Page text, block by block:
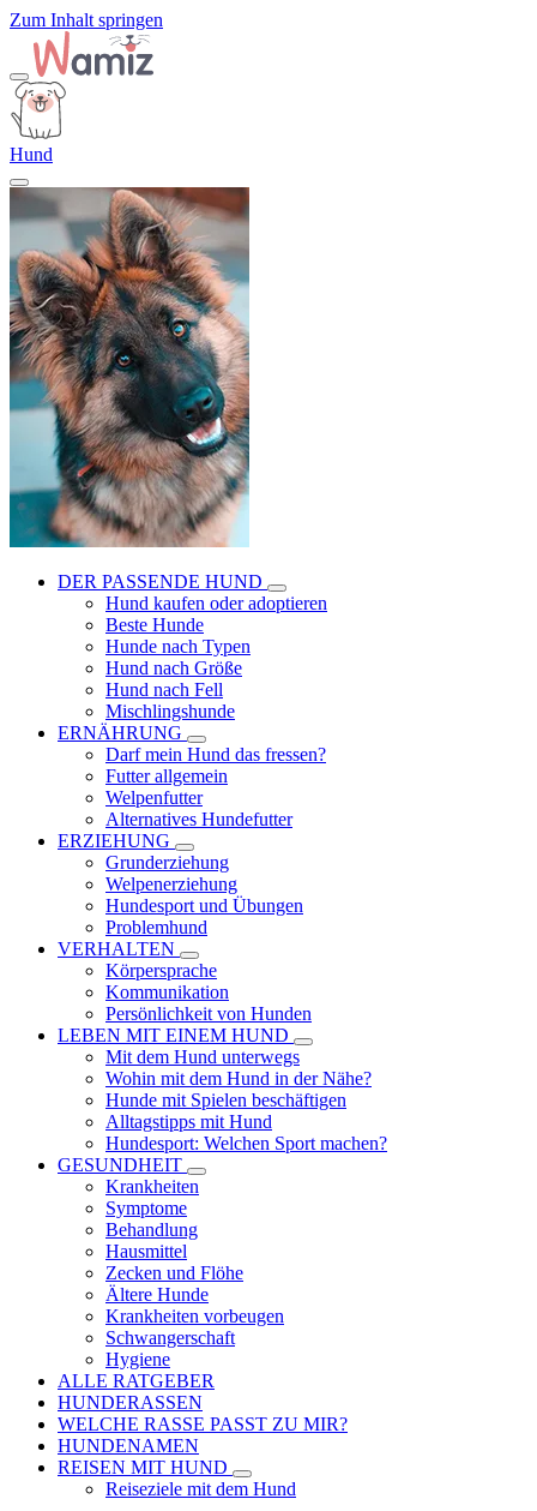
Zum Inhalt springen
Hund
DER PASSENDE HUND
Hund kaufen oder adoptieren
Beste Hunde
Hunde nach Typen
Hund nach Größe
Hund nach Fell
Mischlingshunde
ERNÄHRUNG
Darf mein Hund das fressen?
Futter allgemein
Welpenfutter
Alternatives Hundefutter
ERZIEHUNG
Grunderziehung
Welpenerziehung
Hundesport und Übungen
Problemhund
VERHALTEN
Körpersprache
Kommunikation
Persönlichkeit von Hunden
LEBEN MIT EINEM HUND
Mit dem Hund unterwegs
Wohin mit dem Hund in der Nähe?
Hunde mit Spielen beschäftigen
Alltagstipps mit Hund
Hundesport: Welchen Sport machen?
GESUNDHEIT
Krankheiten
Symptome
Behandlung
Hausmittel
Zecken und Flöhe
Ältere Hunde
Krankheiten vorbeugen
Schwangerschaft
Hygiene
ALLE RATGEBER
HUNDERASSEN
WELCHE RASSE PASST ZU MIR?
HUNDENAMEN
REISEN MIT HUND
Reiseziele mit dem Hund